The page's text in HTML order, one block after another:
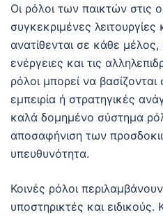
Οι ρόλοι των παικτών στις
συγκεκριμένες
ανατίθενται σε κάθε μέλος,
ενέργειες και τις
ρόλοι μπορεί να
εμπειρία ή στρατηγικές
καλά δομημένο σύστημα
αποσαφήνιση των
υπευθυνότητα.
Κοινές ρόλοι
υποστηρικτές και